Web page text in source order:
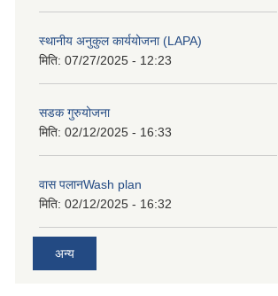
स्थानीय अनुकुल कार्ययोजना (LAPA)
मिति: 07/27/2025 - 12:23
सडक गुरुयोजना
मिति: 02/12/2025 - 16:33
वास पलानWash plan
मिति: 02/12/2025 - 16:32
अन्य